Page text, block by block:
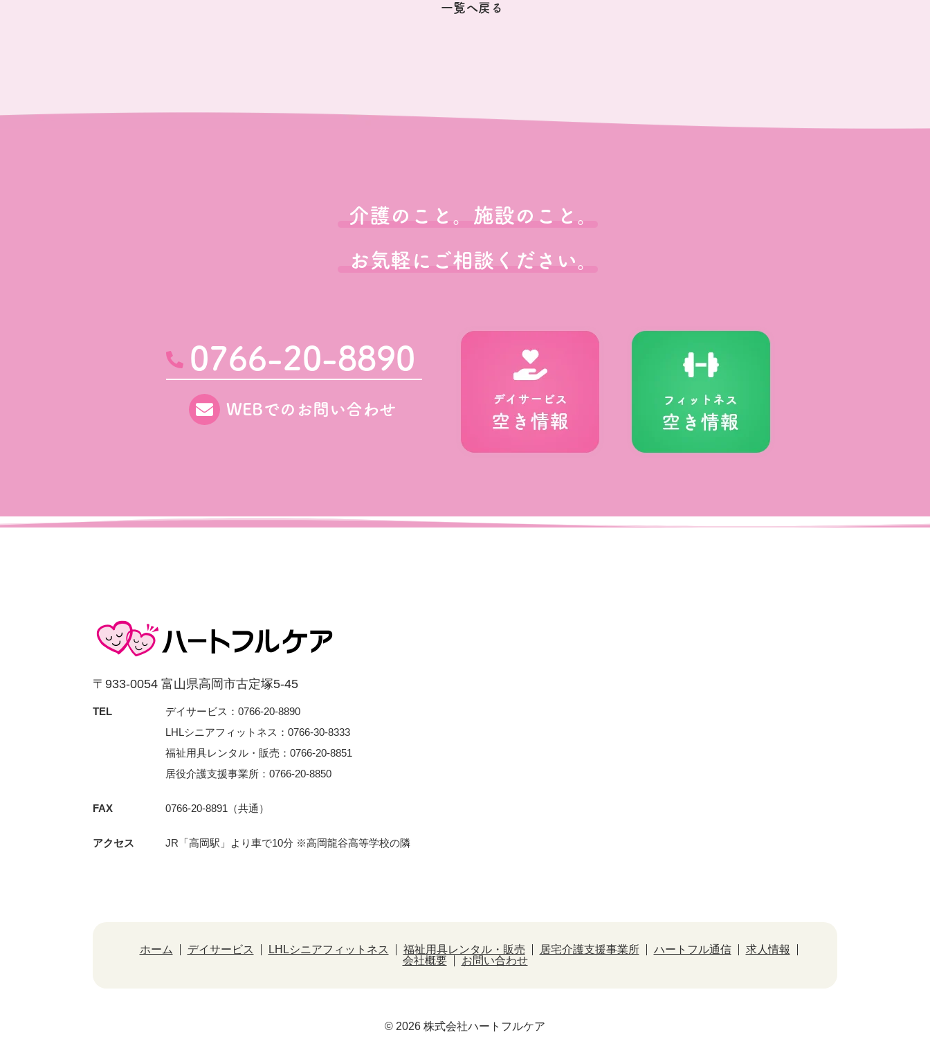
一覧へ戻る
介護のこと。施設のこと。
お気軽にご相談ください。
0766-20-8890
WEBでのお問い合わせ
〒933-0054 富⼭県⾼岡市古定塚5-45
TEL
デイサービス：0766-20-8890
LHLシニアフィットネス：0766-30-8333
福祉用具レンタル・販売：0766-20-8851
居役介護支援事業所：0766-20-8850
FAX 0766-20-8891（共通）
アクセス JR「⾼岡駅」より⾞で10分 ※⾼岡⿓⾕⾼等学校の隣
ホーム デイサービス LHLシニアフィットネス 福祉用具レンタル・販売 居宅介護支援事業所 ハートフル通信
求人情報
会社概要
お問い合わせ
© 2026 株式会社ハートフルケア